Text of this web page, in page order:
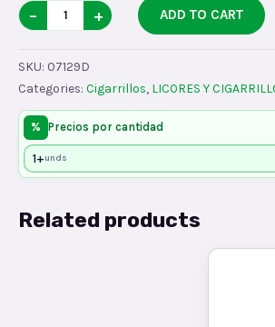
CIGARRILLOS
BOSTON
LIGHT
20x60
quantity
− + ADD TO CART
SKU: 07129D
Categories: Cigarrillos, LICORES Y
% Precios por cantidad
1+unds
Related products